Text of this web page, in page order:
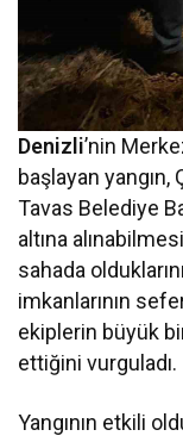
Denizli’nin
başlayan
Tavas Belediye
altına
sahada
imkanlarının
ekiplerin büyük
ettiğini vurguladı.
Yangının etkili